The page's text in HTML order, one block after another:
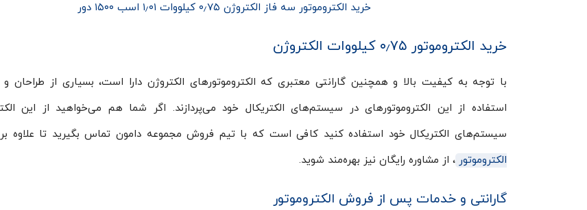
خرید الکتروموتور سه فاز الکتروژن ۰٫۷۵ کیلووات ۱٫۰۱ اسب ۱۵۰۰ دور
خرید الکتروموتور ۰٫۷۵ کیلووات الکتروژن
با توجه به کیفیت بالا و همچنین گارانتی معتبری که الکتروموتورهای الکتروژن دارا است، بسیاری از طراحان
استفاده از این الکتروموتورهای در سیستم‌های الکتریکال خود می‌پردازند. اگر شما هم می‌خواهید از این
سیستم‌های الکتریکال خود استفاده کنید کافی است که با تیم فروش مجموعه دامون تماس بگیرید تا علاوه
الکتروموتور ، از مشاوره رایگان نیز بهره‌مند شوید.
گارانتی و خدمات پس از فروش الکتروموتور